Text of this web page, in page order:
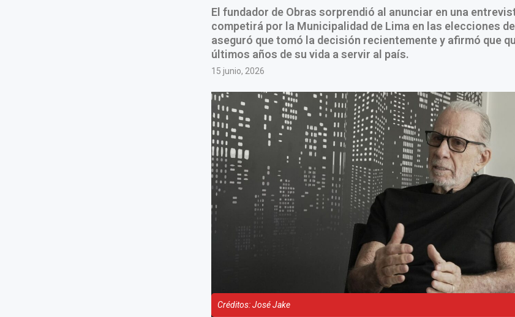
El fundador de Obras sorprendió al anunciar en una
competirá por la Municipalidad de Lima en las elecciones
aseguró que tomó la decisión recientemente y afirmó que
últimos años de su vida a servir al país.
15 junio, 2026
Créditos: José Jake